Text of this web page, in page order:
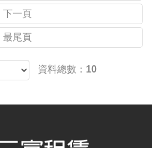
下一頁
最尾頁
資料總數：10